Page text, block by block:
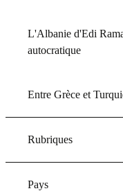
L'Albanie d'Edi
autocratique
Entre Grèce et
Rubriques
Pays